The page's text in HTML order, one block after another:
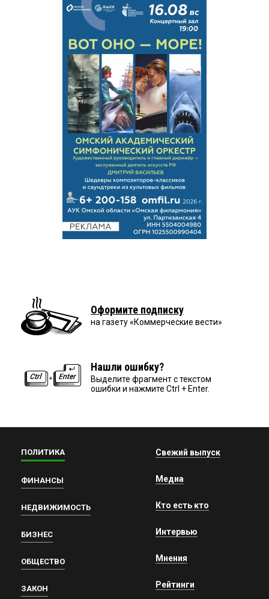
Оформите подписку
на газету «Коммерческие вести»
Нашли ошибку?
Выделите фрагмент с текстом
ошибки и нажмите Ctrl + Enter.
ПОЛИТИКА
ФИНАНСЫ
НЕДВИЖИМОСТЬ
БИЗНЕС
ОБЩЕСТВО
ЗАКОН
Свежий выпуск
Медиа
Кто есть кто
Интервью
Мнения
Рейтинги